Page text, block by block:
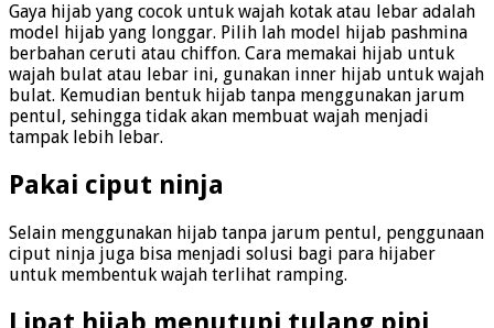
Gaya hijab yang cocok untuk wajah kotak atau lebar adalah
model hijab yang longgar. Pilih lah model hijab pashmina
berbahan ceruti atau chiffon. Cara memakai hijab untuk
wajah bulat atau lebar ini, gunakan inner hijab untuk wajah
bulat. Kemudian bentuk hijab tanpa menggunakan jarum
pentul, sehingga tidak akan membuat wajah menjadi
tampak lebih lebar.
Pakai ciput ninja
Selain menggunakan hijab tanpa jarum pentul, penggunaan
ciput ninja juga bisa menjadi solusi bagi para hijaber
untuk membentuk wajah terlihat ramping.